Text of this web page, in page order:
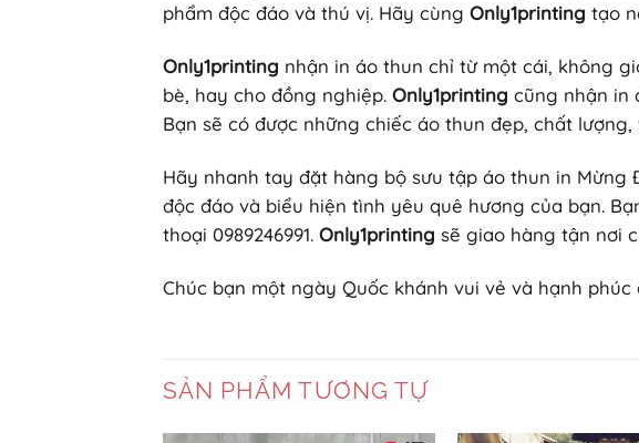
phẩm độc đáo và thú vị. Hãy cùng Only1printing tạo
Only1printing nhận in áo thun chỉ từ một cái, không
bè, hay cho đồng nghiệp. Only1printing cũng nhận in
Bạn sẽ có được những chiếc áo thun đẹp, chất
Hãy nhanh tay đặt hàng bộ sưu tập áo thun in
độc đáo và biểu hiện tình yêu quê hương của bạn.
thoại 0989246991. Only1printing sẽ giao hàng tận nơi
Chúc bạn một ngày Quốc khánh vui vẻ và hạnh
SẢN PHẨM TƯƠNG TỰ